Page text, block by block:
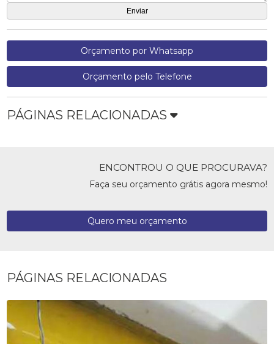
Orçamento por Whatsapp
Orçamento pelo Telefone
PÁGINAS RELACIONADAS
ENCONTROU O QUE PROCURAVA?
Faça seu orçamento grátis agora mesmo!
Quero meu orçamento
PÁGINAS RELACIONADAS